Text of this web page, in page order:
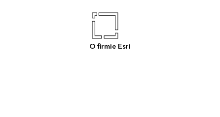
O firmie Esri